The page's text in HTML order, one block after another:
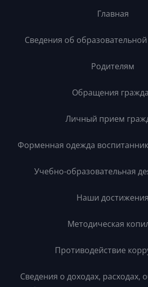
Главная
Сведения об
Родителям
Обращения
Личный прием
Форменная одежда
Учебно-образовательная
Наши достижения
Методическая
Противодействие
Сведения о доходах, расходах,